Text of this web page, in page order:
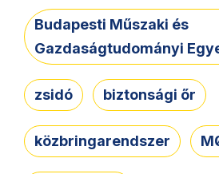
Budapesti Műszaki és
Gazdaságtudományi
zsidó biztonsági őr
közbringarendszer